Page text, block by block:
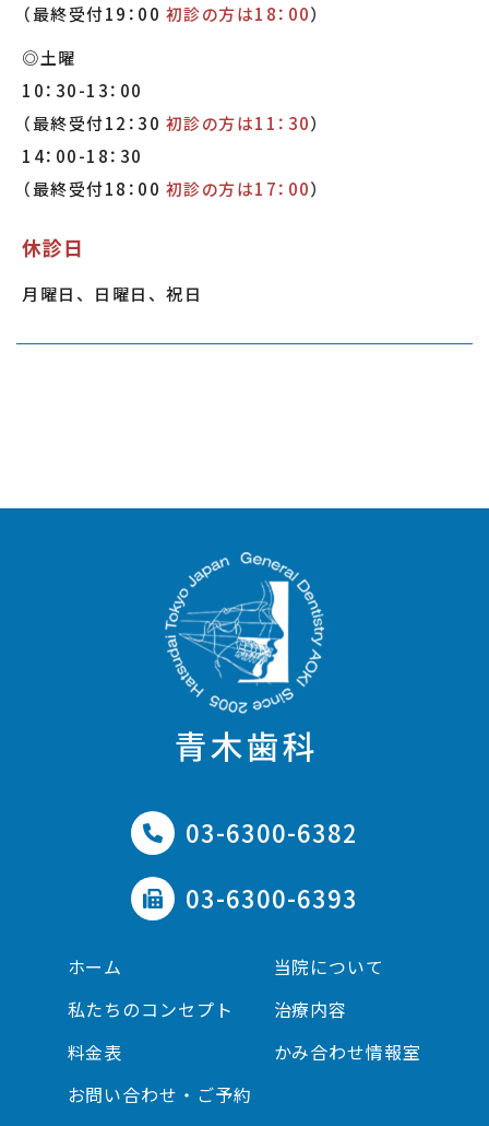
尚、休診の期間中は区内の当番医の先生は下記の
通りです。
https://shin-shi.or.jp/guide/sos/
2025.12.26
12月28日(日)～1月5日(月)は冬期休暇となってお
ります。
１月6日(火)は通常通り10時30分より診療致しま
本日12月11日(木)の診療は16時までとなっており
12月12日(金)は通常通り診療開始致します。
本日11月27日(木)の診療は16時30分までとなっ
11月28日(金)は通常通り診療開始致します。
2025.11.12
（最終受付19：00 初診の方は18：00）
◎土曜
10：30-13：00
（最終受付12：30 初診の方は11：30）
14：00-18：30
（最終受付18：00 初診の方は17：00）
休診日
月曜日、日曜日、祝日
03-6300-6382
03-6300-6393
ホーム
当院について
私たちのコンセプト
治療内容
料金表
かみ合わせ情報室
お問い合わせ・ご予約